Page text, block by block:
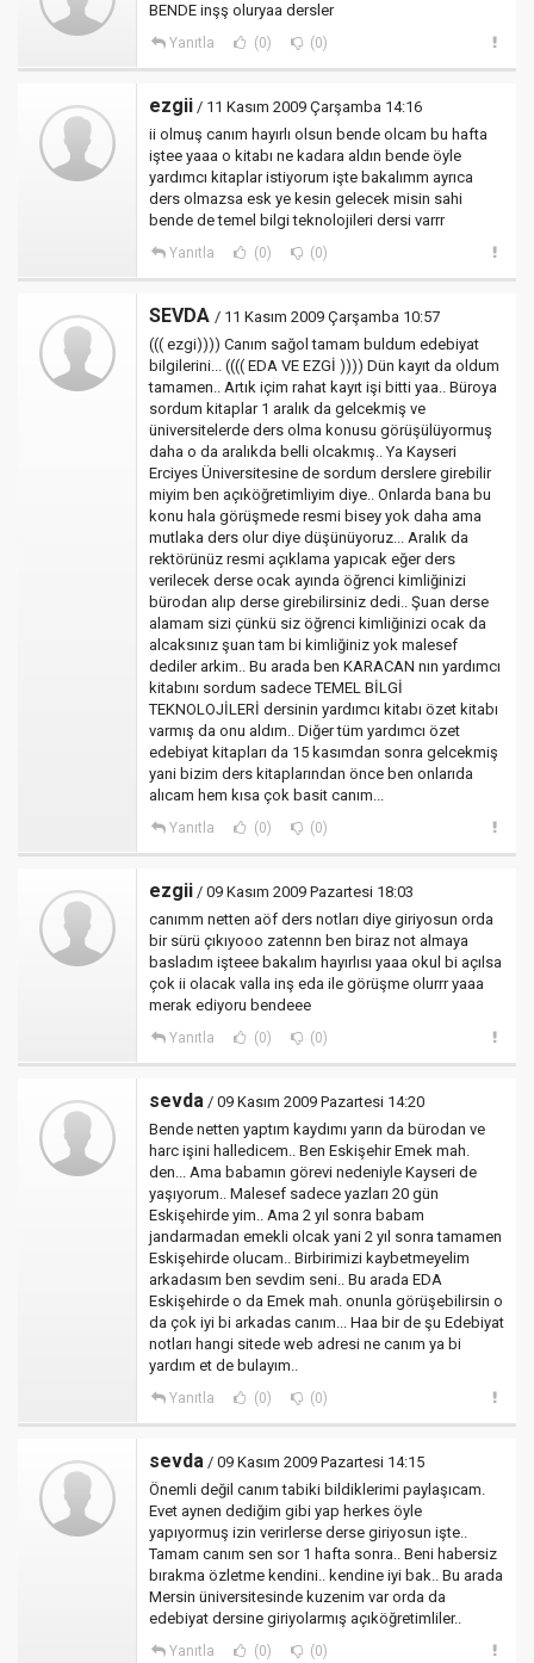
BENDE inşş oluryaa dersler
Yanıtla (0) (0)
ezgii / 11 Kasım 2009 Çarşamba 14:16
ii olmuş canım hayırlı olsun bende olcam bu hafta
iştee yaaa o kitabı ne kadara aldın bende öyle
yardımcı kitaplar istiyorum işte bakalımm ayrıca
ders olmazsa esk ye kesin gelecek misin sahi
bende de temel bilgi teknolojileri dersi varrr
Yanıtla (0) (0)
SEVDA / 11 Kasım 2009 Çarşamba 10:57
((( ezgi)))) Canım sağol tamam buldum edebiyat
bilgilerini... (((( EDA VE EZGİ )))) Dün kayıt da oldum
tamamen.. Artık içim rahat kayıt işi bitti yaa.. Büroya
sordum kitaplar 1 aralık da gelcekmiş ve
üniversitelerde ders olma konusu görüşülüyormuş
daha o da aralıkda belli olcakmış.. Ya Kayseri
Erciyes Üniversitesine de sordum derslere girebilir
miyim ben açıköğretimliyim diye.. Onlarda bana bu
konu hala görüşmede resmi bisey yok daha ama
mutlaka ders olur diye düşünüyoruz... Aralık da
rektörünüz resmi açıklama yapıcak eğer ders
verilecek derse ocak ayında öğrenci kimliğinizi
bürodan alıp derse girebilirsiniz dedi.. Şuan derse
alamam sizi çünkü siz öğrenci kimliğinizi ocak da
alcaksınız şuan tam bi kimliğiniz yok malesef
dediler arkim.. Bu arada ben KARACAN nın yardımcı
kitabını sordum sadece TEMEL BİLGİ
TEKNOLOJİLERİ dersinin yardımcı kitabı özet kitabı
varmış da onu aldım.. Diğer tüm yardımcı özet
edebiyat kitapları da 15 kasımdan sonra gelcekmiş
yani bizim ders kitaplarından önce ben onlarıda
alıcam hem kısa çok basit canım...
Yanıtla (0) (0)
ezgii / 09 Kasım 2009 Pazartesi 18:03
canımm netten aöf ders notları diye giriyosun orda
bir sürü çıkıyooo zatennn ben biraz not almaya
basladım işteee bakalım hayırlısı yaaa okul bi açılsa
çok ii olacak valla inş eda ile görüşme olurrr yaaa
merak ediyoru bendeee
Yanıtla (0) (0)
sevda / 09 Kasım 2009 Pazartesi 14:20
Bende netten yaptım kaydımı yarın da bürodan ve
harc işini halledicem.. Ben Eskişehir Emek mah.
den... Ama babamın görevi nedeniyle Kayseri de
yaşıyorum.. Malesef sadece yazları 20 gün
Eskişehirde yim.. Ama 2 yıl sonra babam
jandarmadan emekli olcak yani 2 yıl sonra tamamen
Eskişehirde olucam.. Birbirimizi kaybetmeyelim
arkadasım ben sevdim seni.. Bu arada EDA
Eskişehirde o da Emek mah. onunla görüşebilirsin o
da çok iyi bi arkadas canım... Haa bir de şu Edebiyat
notları hangi sitede web adresi ne canım ya bi
yardım et de bulayım..
Yanıtla (0) (0)
sevda / 09 Kasım 2009 Pazartesi 14:15
Önemli değil canım tabiki bildiklerimi paylaşıcam.
Evet aynen dediğim gibi yap herkes öyle
yapıyormuş izin verirlerse derse giriyosun işte..
Tamam canım sen sor 1 hafta sonra.. Beni habersiz
bırakma özletme kendini.. kendine iyi bak.. Bu arada
Mersin üniversitesinde kuzenim var orda da
edebiyat dersine giriyolarmış açıköğretimliler..
Yanıtla (0) (0)